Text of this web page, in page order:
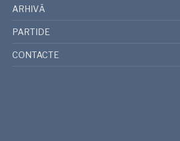
ARHIVĂ
PARTIDE
CONTACTE